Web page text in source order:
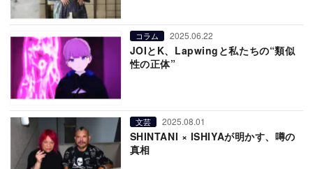
コラム 2025.06.22
JOIとK、Lapwingと私たちの“類似
性の正体”
文芸 2025.08.01
SHINTANI × ISHIYAが明かす、噂の
真相